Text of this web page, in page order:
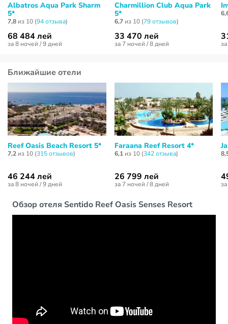
Обзор отеля Sentido Reef Oasis Senses Resort
Albatros Aqua Park Sharm
5*
7,8 из 10 (94 отзывa)
68 484 лей
за 8 ночей / 9 дней
Charmillion Club Aqua Park
5*
6,7из 10 (79 отзывов)
33 470 лей
за 7 ночей / 8 дней
Ближайшие отели
Reef Oasis Beach Resort 5*
7,2 из 10 (315 отзывов)
46 244 лей
за 8 ночей / 9 дней
Faraana Reef Resort 4*
6,1из 10 (342 отзывa)
26 799 лей
за 7 ночей / 8 дней